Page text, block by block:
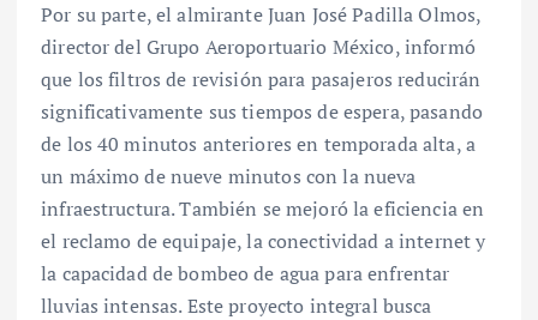
Por su parte, el almirante Juan José Padilla Olmos,
director del Grupo Aeroportuario México, informó
que los filtros de revisión para pasajeros reducirán
significativamente sus tiempos de espera, pasando
de los 40 minutos anteriores en temporada alta, a
un máximo de nueve minutos con la nueva
infraestructura. También se mejoró la eficiencia en
el reclamo de equipaje, la conectividad a internet y
la capacidad de bombeo de agua para enfrentar
lluvias intensas. Este proyecto integral busca